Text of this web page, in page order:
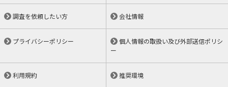
調査を依頼したい方 会社情報
プライバシーポリシー
個人情報の取扱い及び外部送信ポリシ
ー
利用規約 推奨環境